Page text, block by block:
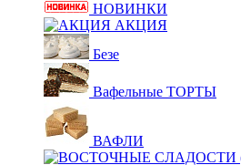
НОВИНКИ
АКЦИЯ
Безе
Вафельные ТОРТЫ
ВАФЛИ